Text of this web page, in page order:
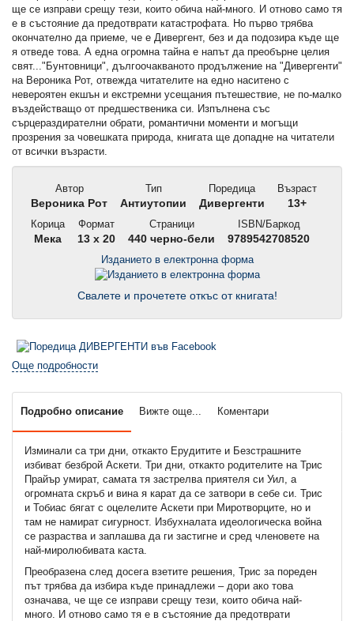
ще се изправи срещу тези, които обича най-много. И отново само тя
е в състояние да предотврати катастрофата. Но първо трябва
окончателно да приеме, че е Дивергент, без и да подозира къде ще
я отведе това. А една огромна тайна е напът да преобърне целия
свят..."Бунтовници", дългоочакваното продължение на "Дивергенти"
на Вероника Рот, отвежда читателите на едно наситено с
невероятен екшън и екстремни усещания пътешествие, не по-малко
въздействащо от предшественика си. Изпълнена със
сърцераздирателни обрати, романтични моменти и могъщи
прозрения за човешката природа, книгата ще допадне на читатели
от всички възрасти.
Автор
Вероника Рот
Тип
Антиутопии
Поредица
Дивергенти
Възраст
13+
Корица
Мека
Формат
13 x 20
Страници
440 черно-бели
ISBN/Баркод
9789542708520
Изданието в електронна форма
Свалете и прочетете откъс от книгата!
Още подробности
Подробно описание Вижте още... Коментари
Изминали са три дни, откакто Ерудитите и Безстрашните
избиват безброй Аскети. Три дни, откакто родителите на Трис
Прайър умират, самата тя застрелва приятеля си Уил, а
огромната скръб и вина я карат да се затвори в себе си. Трис
и Тобиас бягат с оцелелите Аскети при Миротворците, но и
там не намират сигурност. Избухналата идеологическа война
се разраства и заплашва да ги застигне и сред членовете на
най-миролюбивата каста.
Преобразена след досега взетите решения, Трис за пореден
път трябва да избира къде принадлежи – дори ако това
означава, че ще се изправи срещу тези, които обича най-
много. И отново само тя е в състояние да предотврати